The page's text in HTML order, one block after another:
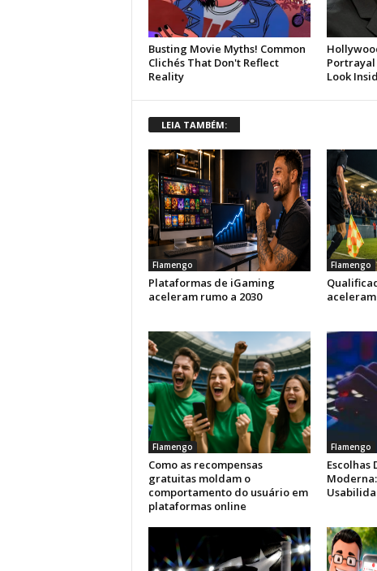
LEIA TAMBÉM:
Flamengo
Plataformas de iGaming
aceleram rumo a 2030
Flamengo
Flamengo
Como as recompensas
gratuitas moldam o
comportamento do usuário em
plataformas online
Flamengo
Escolhas